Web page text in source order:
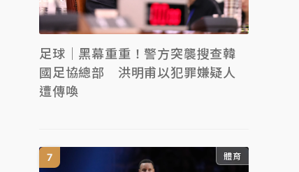
足球｜黑幕重重！警方突襲搜查韓
國足協總部 洪明甫以犯罪嫌疑人
遭傳喚
體育